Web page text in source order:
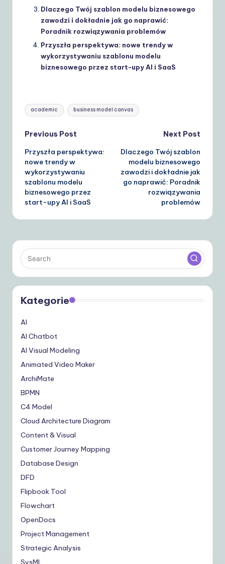
Dlaczego Twój szablon modelu biznesowego
zawodzi i dokładnie jak go naprawić:
Poradnik rozwiązywania problemów
Przyszła perspektywa: nowe trendy w
wykorzystywaniu szablonu modelu
biznesowego przez start-upy AI i SaaS
Tags:
academic business model canvas
Post
navigation
Previous Post
Przyszła perspektywa:
nowe trendy w
wykorzystywaniu
szablonu modelu
biznesowego przez
start-upy AI i SaaS
Next Post
Dlaczego Twój szablon
modelu biznesowego
zawodzi i dokładnie jak
go naprawić: Poradnik
rozwiązywania
problemów
Kategorie
AI
AI Chatbot
AI Visual Modeling
Animated Video Maker
ArchiMate
BPMN
C4 Model
Cloud Architecture Diagram
Content & Visual
Customer Journey Mapping
Database Design
DFD
Flipbook Tool
Flowchart
OpenDocs
Project Management
Strategic Analysis
SysML